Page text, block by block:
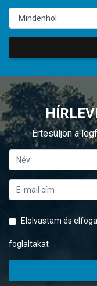
Értesüljön a
Elolvastam és
foglaltakat